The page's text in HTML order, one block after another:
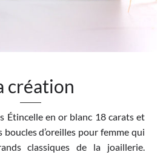
création
Étincelle en or blanc 18 carats et
d’oreilles pour femme qui
classiques de la joaillerie.